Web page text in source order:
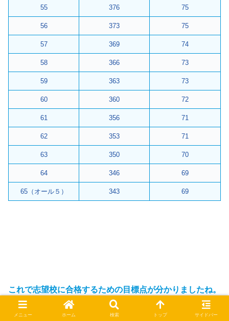
55 376 75
56 373 75
57 369 74
58 366 73
59 363 73
60 360 72
61 356 71
62 353 71
63 350 70
64 346 69
65（オール５） 343 69
これで志望校に合格するための目標点が分かりましたね。
メニュー ホーム 検索 トップ サイドバー